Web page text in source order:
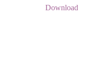
Download